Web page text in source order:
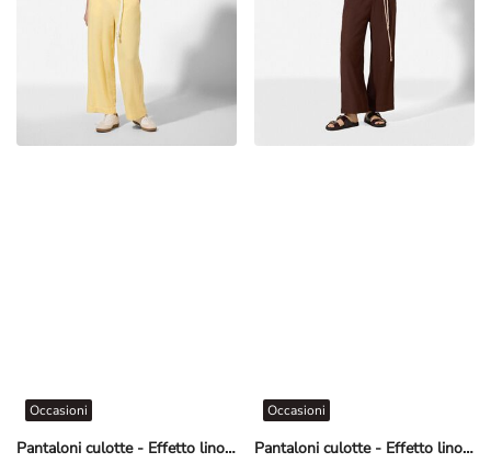
Pantaloni culotte - Effetto lino - Giallo chiaro
Occasioni
Pantaloni culotte - Effetto lino - Marrone scuro
Occasioni